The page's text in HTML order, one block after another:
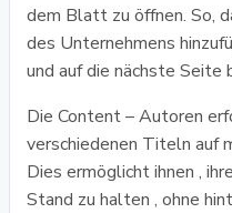
dem Blatt zu öffnen. So,
des Unternehmens
und auf die nächste Seite
Die Content – Autoren
verschiedenen Titeln auf
Dies ermöglicht ihnen ,
Stand zu halten , ohne